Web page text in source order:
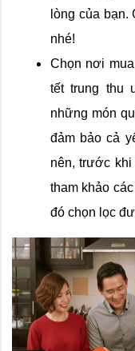
lòng của
nhé!
Chọn nơi
tết trung thu
những món
đảm bảo cả
nên, trước khi
tham khảo
đó chọn lọc